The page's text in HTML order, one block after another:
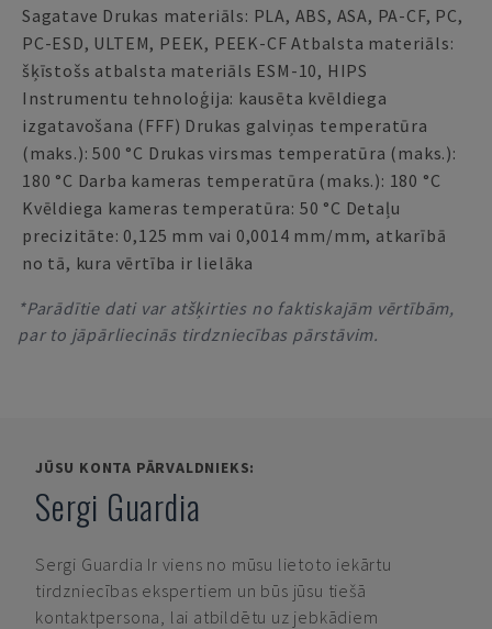
Sagatave Drukas materiāls: PLA, ABS, ASA, PA-CF, PC,
PC-ESD, ULTEM, PEEK, PEEK-CF Atbalsta materiāls:
šķīstošs atbalsta materiāls ESM-10, HIPS
Instrumentu tehnoloģija: kausēta kvēldiega
izgatavošana (FFF) Drukas galviņas temperatūra
(maks.): 500 °C Drukas virsmas temperatūra (maks.):
180 °C Darba kameras temperatūra (maks.): 180 °C
Kvēldiega kameras temperatūra: 50 °C Detaļu
precizitāte: 0,125 mm vai 0,0014 mm/mm, atkarībā
no tā, kura vērtība ir lielāka
*Parādītie dati var atšķirties no faktiskajām vērtībām,
par to jāpārliecinās tirdzniecības pārstāvim.
JŪSU KONTA PĀRVALDNIEKS:
Sergi Guardia
Sergi Guardia Ir viens no mūsu lietoto iekārtu
tirdzniecības ekspertiem un būs jūsu tiešā
kontaktpersona, lai atbildētu uz jebkādiem